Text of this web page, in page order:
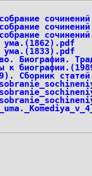
ума.(1862).pdf
ума.(1833).pdf
Биография.
к
Сборник